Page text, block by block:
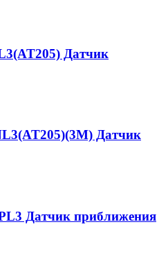
Датчик
Датчик
Датчик приближения